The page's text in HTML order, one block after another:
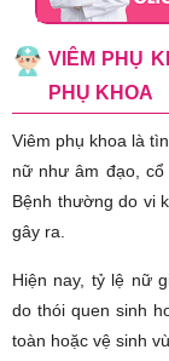
VIÊM PHỤ
PHỤ KHOA
Viêm phụ khoa là
nữ như âm đạo, cổ
Bệnh thường do vi
gây ra.
Hiện nay, tỷ lệ nữ
do thói quen sinh
toàn hoặc vệ sinh